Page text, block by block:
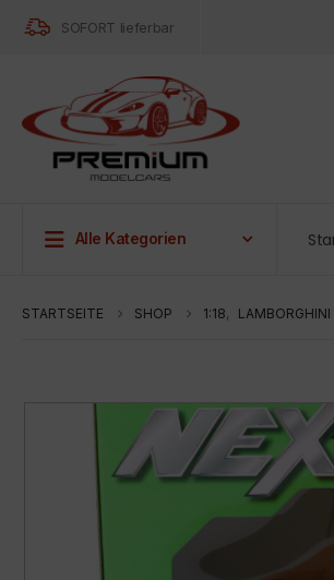
SOFORT lieferbar
Alle Kategorien
STARTSEITE SHOP 1:18, LAMBORGHINI